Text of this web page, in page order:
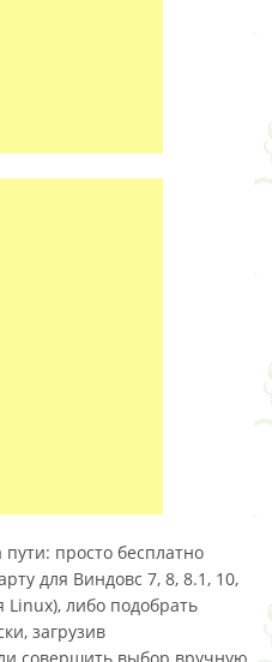
просто бесплатно
для Виндовс 7, 8, 8.1, 10,
Linux), либо подобрать
загрузив